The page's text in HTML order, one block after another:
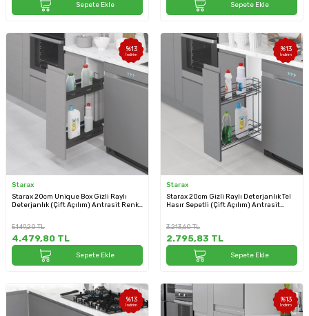
Sepete Ekle Sepete Ekle
%13
İndirim
Starax
Starax 20cm Unique Box Gizli Raylı
Deterjanlık (Çift Açılım) Antrasit Renk
5.149,20TL
4.479,80 TL
Sepete Ekle
%13
İndirim
Starax
Starax 20cm Gizli Raylı Deterjanlık Tel
Hasır Sepetli (Çift Açılım) Antrasit
3.213,60TL
2.795,83 TL
Sepete Ekle
%13
İndirim
%13
İndirim